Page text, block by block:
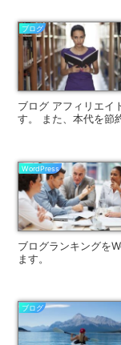
ブログ
ブログ アフィリエイ
す。 また、本代を節
WordPress
ブログランキングを
ます。
ブログ